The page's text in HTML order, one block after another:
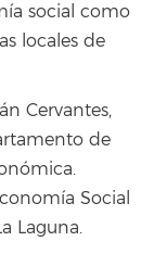
social como
locales de
Cervantes,
de
Social
Laguna.